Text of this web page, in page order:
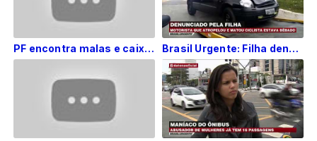
PF encontra malas e caixas de dinheiro em apartamento que seria usado por Geddel na BA Brasil Urgente: Filha denuncia o crime cometido pelo próprio pai